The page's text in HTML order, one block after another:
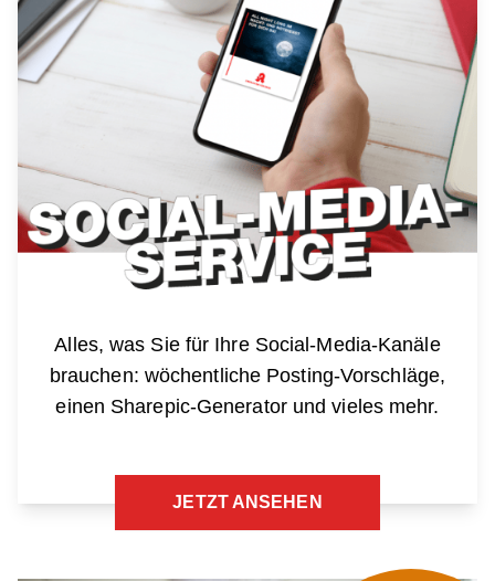
Alles, was Sie für Ihre Social-Media-Kanäle
brauchen: wöchentliche Posting-Vorschläge,
einen Sharepic-Generator und vieles mehr.
JETZT ANSEHEN